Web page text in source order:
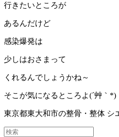
行きたいところが
あるんだけど
感染爆発は
少しはおさまって
くれるんでしょうかね～
そこが気になるところよ(´艸｀*)
東京都東大和市の整骨・整体 シ